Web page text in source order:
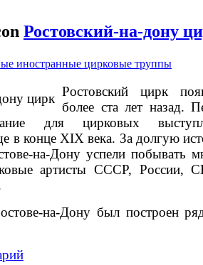
Ростовский-на-дону
иностранные цирковые труппы
Ростовский цирк
более ста лет назад.
для цирковых
в конце XIX века. За долгую
на-Дону успели побывать
артисты СССР, России,
на-Дону был построен